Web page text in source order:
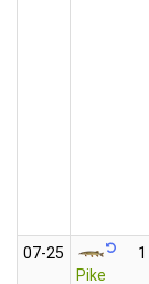
07‑25
Pike